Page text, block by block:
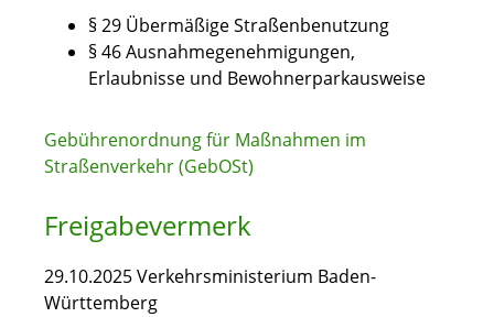
§ 29 Übermäßige Straßenbenutzung
§ 46 Ausnahmegenehmigungen,
Erlaubnisse und Bewohnerparkausweise
Gebührenordnung für Maßnahmen im
Straßenverkehr (GebOSt)
Freigabevermerk
29.10.2025 Verkehrsministerium Baden-
Württemberg